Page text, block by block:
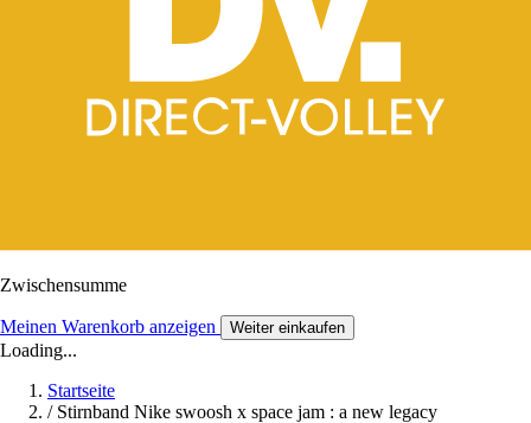
Zwischensumme
Meinen Warenkorb anzeigen Weiter einkaufen
Loading...
Startseite
/ Stirnband Nike swoosh x space jam : a new legacy